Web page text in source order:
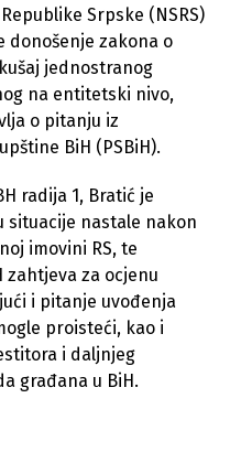
Srpske (NSRS)
donošenje zakona o
jednostranog
na entitetski nivo,
o pitanju iz
BiH (PSBiH).
radija 1, Bratić je
situacije nastale nakon
imovini RS, te
zahtjeva za ocjenu
i pitanje uvođenja
proisteći, kao i
i daljnjeg
građana u BiH.